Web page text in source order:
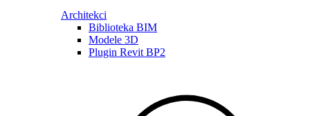
Architekci
Biblioteka BIM
Modele 3D
Plugin Revit BP2